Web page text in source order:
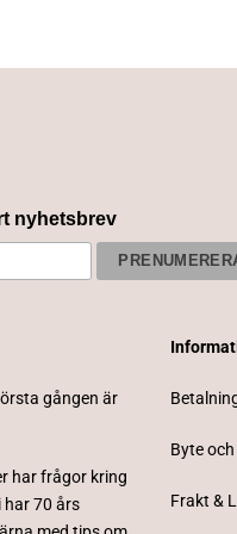
nyhetsbrev
gången är
har frågor kring
har 70 års
Byte
Frakt &